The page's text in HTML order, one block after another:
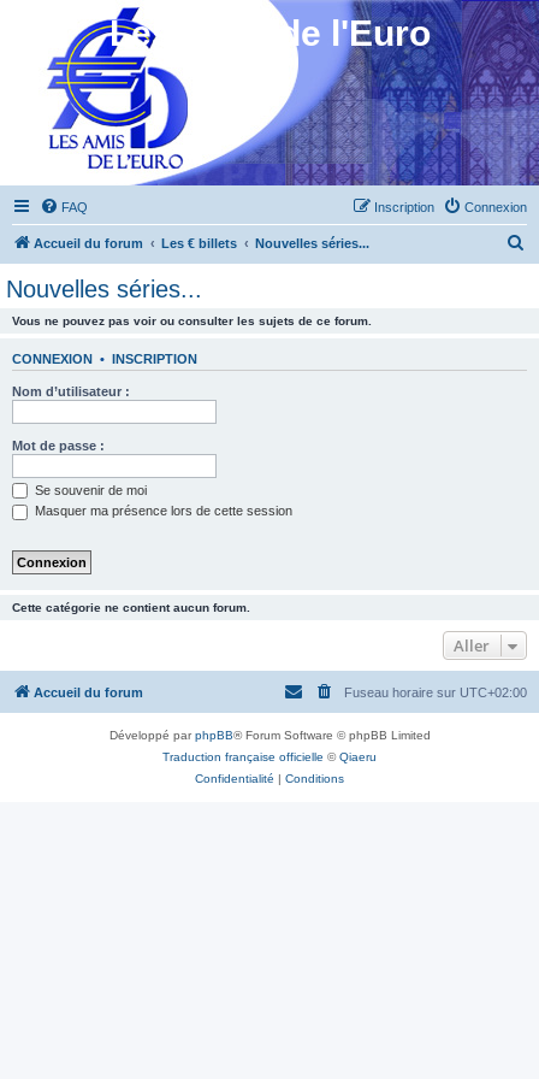
Les Amis de l'Euro
FAQ Connexion
Inscription
Accueil du forum Les € billets Nouvelles séries...
Nouvelles séries...
Vous ne pouvez pas voir ou consulter les sujets de ce forum.
CONNEXION • INSCRIPTION
Nom d’utilisateur :
Mot de passe :
Se souvenir de moi
Masquer ma présence lors de cette session
Cette catégorie ne contient aucun forum.
Aller
Accueil du forum Fuseau horaire sur UTC+02:00
Développé parphpBB® Forum Software © phpBB Limited
Traduction française officielle ©Qiaeru
Confidentialité | Conditions